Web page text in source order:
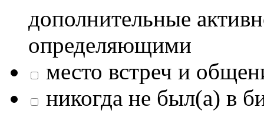
дополнительные
определяющими
место встреч и
никогда не был(а) в